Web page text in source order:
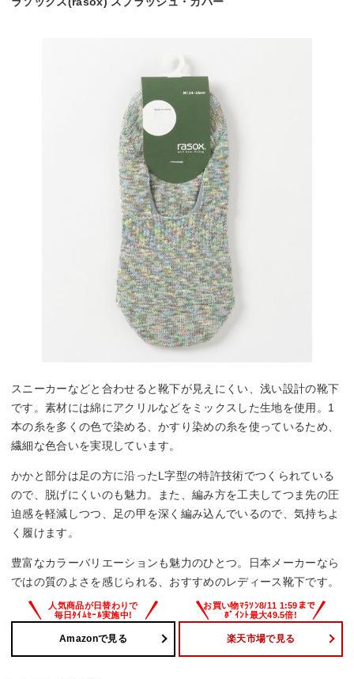
スニーカーなどと合わせると靴下が見えにくい、浅い設計の靴下
です。素材には綿にアクリルなどをミックスした生地を使用。1
本の糸を多くの色で染める、かすり染めの糸を使っているため、
繊細な色合いを実現しています。
かかと部分は足の方に沿ったL字型の特許技術でつくられている
ので、脱げにくいのも魅力。また、編み方を工夫してつま先の圧
迫感を軽減しつつ、足の甲を深く編み込んでいるので、気持ちよ
く履けます。
豊富なカラーバリエーションも魅力のひとつ。日本メーカーなら
ではの質のよさを感じられる、おすすめのレディース靴下です。
Amazonで見る 楽天市場で見る